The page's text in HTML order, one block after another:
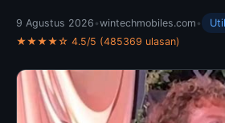
9 Agustus 2026 •wintechmobiles.com •
★★★★☆ 4.5/5 (485369 ulasan)